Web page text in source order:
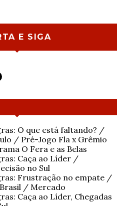
E SIGA
O que está faltando? /
/ Pré-Jogo Fla x Grêmio
O Fera e as Belas
Caça ao Líder /
no Sul
Frustração no empate /
/ Mercado
Caça ao Líder, Chegadas